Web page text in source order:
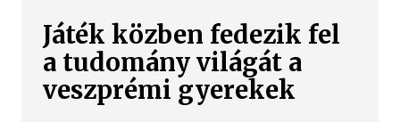
Játék közben fedezik fel
a tudomány világát a
veszprémi gyerekek